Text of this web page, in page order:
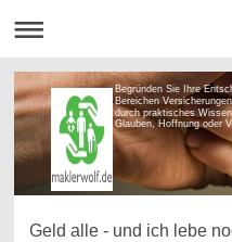
Begründen Sie Ihre
Bereichen Versicherungen u.
durch praktisches Wissen
Glauben, Hoffnung oder
Geld alle - und ich lebe